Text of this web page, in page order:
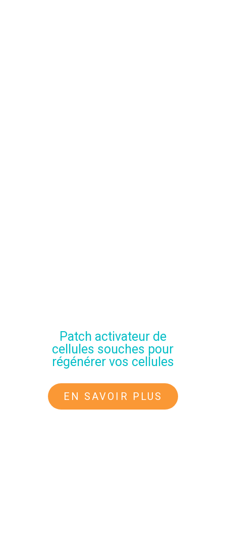
Patch activateur de
cellules souches pour
régénérer vos cellules
EN SAVOIR PLUS